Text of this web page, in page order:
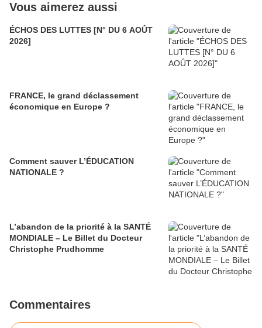
Vous aimerez aussi
ÉCHOS DES LUTTES [N° DU 6 AOÛT
2026]
FRANCE, le grand déclassement
économique en Europe ?
Comment sauver L’ÉDUCATION
NATIONALE ?
L’abandon de la priorité à la SANTÉ
MONDIALE – Le Billet du Docteur
Christophe Prudhomme
Commentaires